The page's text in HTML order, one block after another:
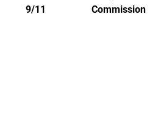
Commission